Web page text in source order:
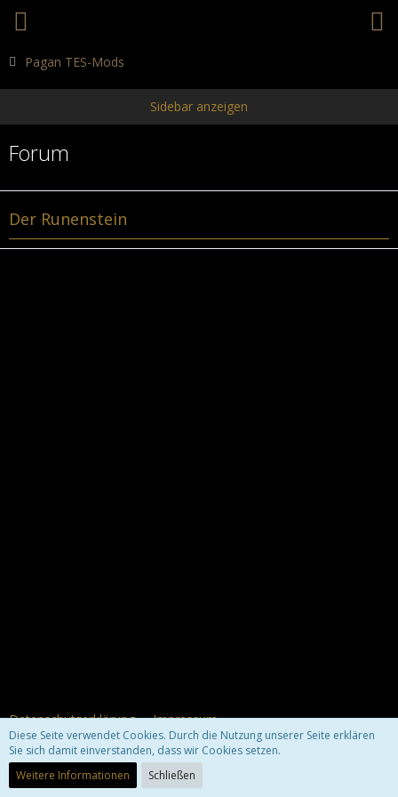
Pagan TES-Mods
Forum
Der Runenstein
Datenschutzerklärung Impressum
Community-Software:
Diese Seite verwendet Cookies. Durch die Nutzung unserer Seite erklären
Sie sich damit einverstanden, dass wir Cookies setzen.
Weitere Informationen
Schließen